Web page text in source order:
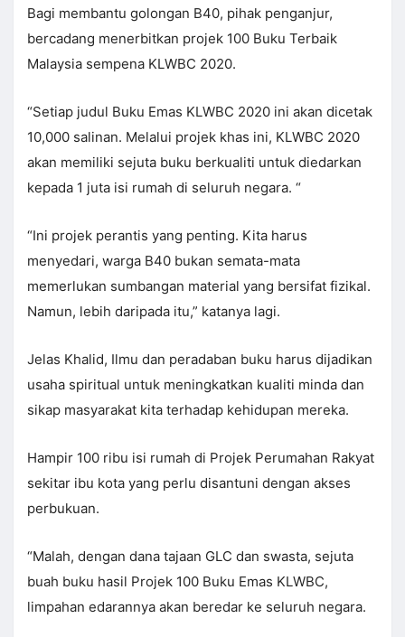
Bagi membantu golongan B40, pihak penganjur,
bercadang menerbitkan projek 100 Buku Terbaik
Malaysia sempena KLWBC 2020.
“Setiap judul Buku Emas KLWBC 2020 ini akan dicetak
10,000 salinan. Melalui projek khas ini, KLWBC 2020
akan memiliki sejuta buku berkualiti untuk diedarkan
kepada 1 juta isi rumah di seluruh negara. “
“Ini projek perantis yang penting. Kita harus
menyedari, warga B40 bukan semata-mata
memerlukan sumbangan material yang bersifat fizikal.
Namun, lebih daripada itu,” katanya lagi.
Jelas Khalid, Ilmu dan peradaban buku harus dijadikan
usaha spiritual untuk meningkatkan kualiti minda dan
sikap masyarakat kita terhadap kehidupan mereka.
Hampir 100 ribu isi rumah di Projek Perumahan Rakyat
sekitar ibu kota yang perlu disantuni dengan akses
perbukuan.
“Malah, dengan dana tajaan GLC dan swasta, sejuta
buah buku hasil Projek 100 Buku Emas KLWBC,
limpahan edarannya akan beredar ke seluruh negara.